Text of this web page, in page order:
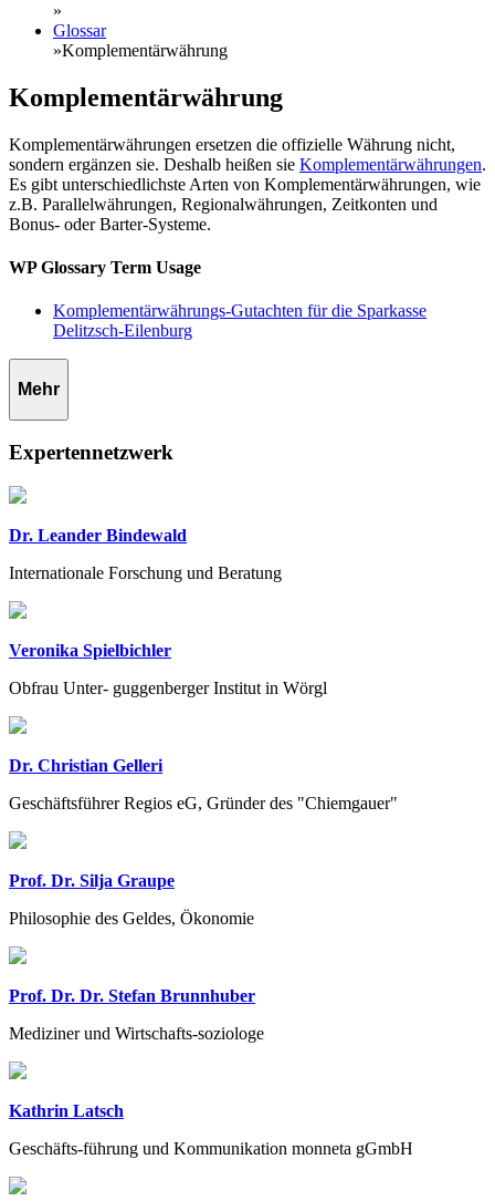
»
Glossar
»Komplementärwährung
Komplementärwährung
Komplementärwährungen ersetzen die offizielle Währung nicht,
sondern ergänzen sie. Deshalb heißen sie Komplementärwährungen.
Es gibt unterschiedlichste Arten von Komplementärwährungen, wie
z.B. Parallelwährungen, Regionalwährungen, Zeitkonten und
Bonus- oder Barter-Systeme.
WP Glossary Term Usage
Komplementärwährungs-Gutachten für die Sparkasse
Delitzsch-Eilenburg
Mehr
Expertennetzwerk
Dr. Leander Bindewald
Internationale Forschung und Beratung
Veronika Spielbichler
Obfrau Unter- guggenberger Institut in Wörgl
Dr. Christian Gelleri
Geschäftsführer Regios eG, Gründer des "Chiemgauer"
Prof. Dr. Silja Graupe
Philosophie des Geldes, Ökonomie
Prof. Dr. Dr. Stefan Brunnhuber
Mediziner und Wirtschafts-soziologe
Kathrin Latsch
Geschäfts-führung und Kommunikation monneta gGmbH